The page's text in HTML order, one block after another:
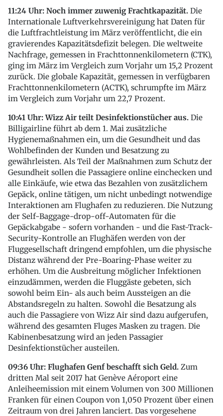
11:24 Uhr: Noch immer zuwenig Frachtkapazität. Die
Internationale Luftverkehrsvereinigung hat Daten für
die Luftfrachtleistung im März veröffentlicht, die ein
gravierendes Kapazitätsdefizit belegen. Die weltweite
Nachfrage, gemessen in Frachttonnenkilometern (CTK),
ging im März im Vergleich zum Vorjahr um 15,2 Prozent
zurück. Die globale Kapazität, gemessen in verfügbaren
Frachttonnenkilometern (ACTK), schrumpfte im März
im Vergleich zum Vorjahr um 22,7 Prozent.
10:41 Uhr: Wizz Air teilt Desinfektionstücher aus. Die
Billigairline führt ab dem 1. Mai zusätzliche
Hygienemaßnahmen ein, um die Gesundheit und das
Wohlbefinden der Kunden und Besatzung zu
gewährleisten. Als Teil der Maßnahmen zum Schutz der
Gesundheit sollen die Passagiere online einchecken und
alle Einkäufe, wie etwa das Bezahlen von zusätzlichem
Gepäck, online tätigen, um nicht unbedingt notwendige
Interaktionen am Flughafen zu reduzieren. Die Nutzung
der Self-Baggage-drop-off-Automaten für die
Gepäckabgabe - sofern vorhanden - und die Fast-Track-
Security-Kontrolle an Flughäfen werden von der
Fluggesellschaft dringend empfohlen, um die physische
Distanz während der Pre-Boaring-Phase weiter zu
erhöhen. Um die Ausbreitung möglicher Infektionen
einzudämmen, werden die Fluggäste gebeten, sich
sowohl beim Ein- als auch beim Aussteigen an die
Abstandsregeln zu halten. Sowohl die Besatzung als
auch die Passagiere von Wizz Air sind dazu aufgerufen,
während des gesamten Fluges Masken zu tragen. Die
Kabinenbesatzung wird an jeden Passagier
Desinfektionstücher austeilen.
09:36 Uhr: Flughafen Genf beschafft sich Geld. Zum
dritten Mal seit 2017 hat Genève Aéroport eine
Anleiheemission mit einem Volumen von 300 Millionen
Franken für einen Coupon von 1,050 Prozent über einen
Zeitraum von drei Jahren lanciert. Das vorgesehene